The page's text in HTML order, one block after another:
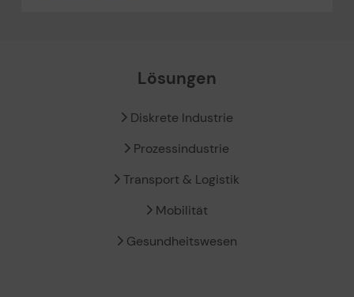
Lösungen
Diskrete Industrie
Prozessindustrie
Transport & Logistik
Mobilität
Gesundheitswesen